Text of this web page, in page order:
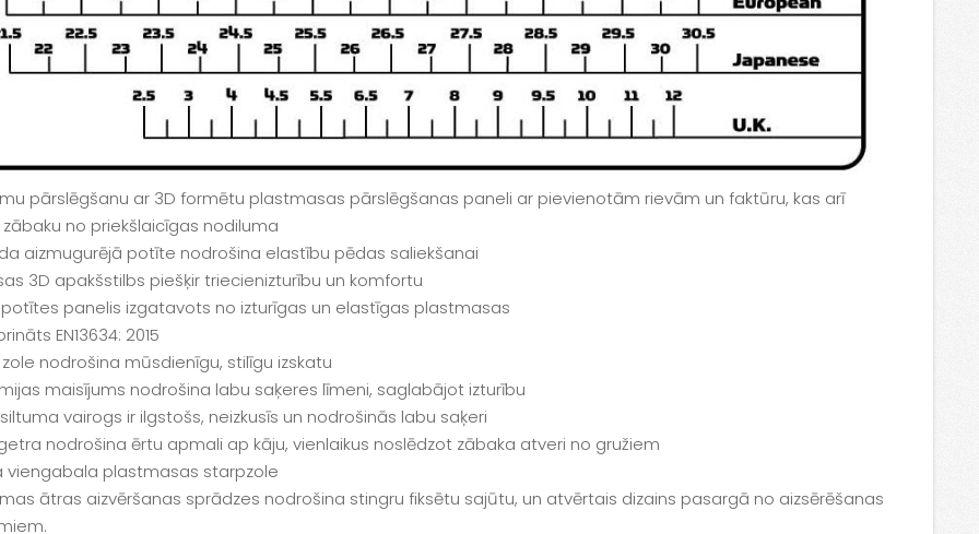
pārslēgšanu ar 3D formētu plastmasas pārslēgšanas paneli ar pievienotām rievām un faktūru, kas arī
no priekšlaicīgas nodiluma
aizmugurējā potīte nodrošina elastību pēdas saliekšanai
3D apakšstilbs piešķir triecienizturību un komfortu
potītes panelis izgatavots no izturīgas un elastīgas plastmasas
EN13634: 2015
nodrošina mūsdienīgu, stilīgu izskatu
maisījums nodrošina labu saķeres līmeni, saglabājot izturību
vairogs ir ilgstošs, neizkusīs un nodrošinās labu saķeri
nodrošina ērtu apmali ap kāju, vienlaikus noslēdzot zābaka atveri no gružiem
viengabala plastmasas starpzole
ātras aizvēršanas sprādzes nodrošina stingru fiksētu sajūtu, un atvērtais dizains pasargā no aizsērēšanas